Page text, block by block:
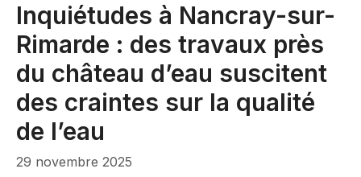
Inquiétudes à Nancray-sur-
Rimarde : des travaux près
du château d’eau suscitent
des craintes sur la qualité
de l’eau
29 novembre 2025